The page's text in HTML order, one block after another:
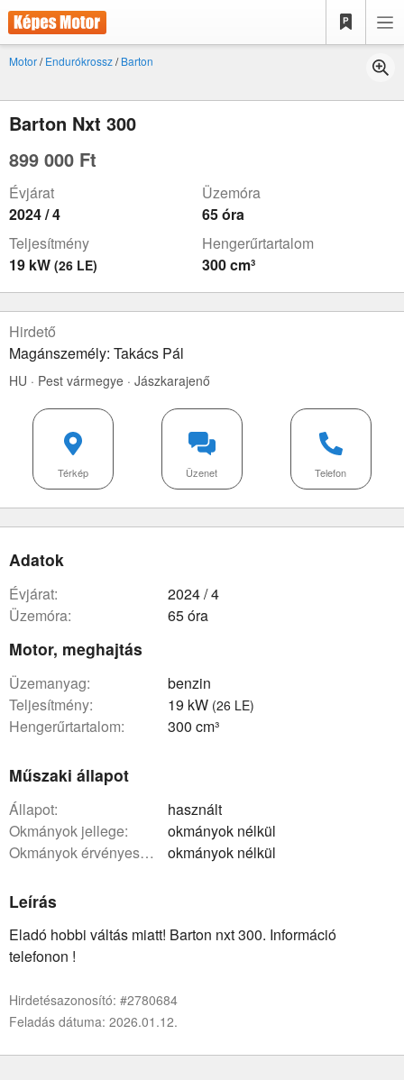
Motor/Endurókrossz/Barton
Barton Nxt 300
899 000 Ft
Évjárat
2024 / 4
Üzemóra
65 óra
Teljesítmény
19 kW (26 LE)
Hengerűrtartalom
300 cm³
Hirdető
Magánszemély: Takács Pál
HU · Pest vármegye · Jászkarajenő
Telefon
Üzenet
Térkép
Adatok
évjárat:
2024 / 4
üzemóra:
65 óra
Motor, meghajtás
üzemanyag:
benzin
teljesítmény:
19 kW (26 LE)
hengerűrtartalom: 300 cm³
Műszaki állapot
állapot:
használt
okmányok jellege:
okmányok nélkül
okmányok érvényessége:
okmányok nélkül
Leírás
Eladó hobbi váltás miatt! Barton nxt 300. Információ
telefonon !
Hirdetésazonosító: #2780684
Feladás dátuma: 2026.01.12.